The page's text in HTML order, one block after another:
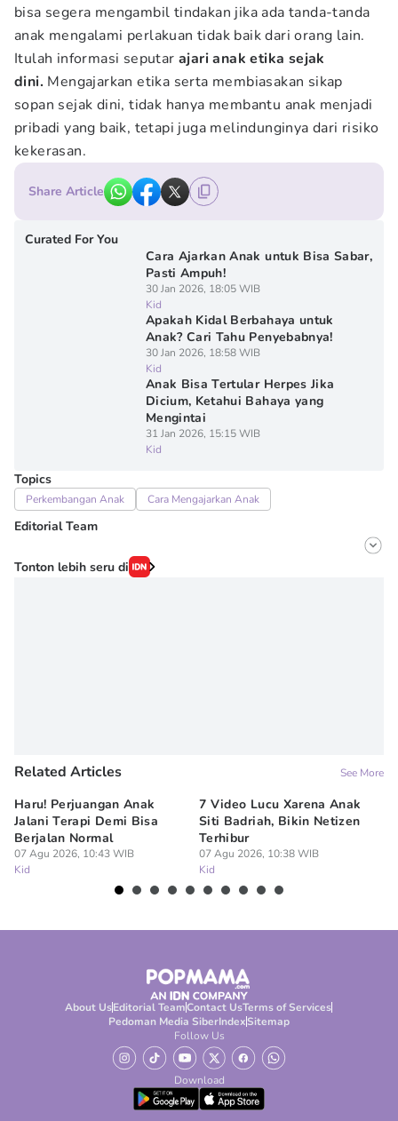
bisa segera mengambil tindakan jika ada tanda-tanda
anak mengalami perlakuan tidak baik dari orang lain.
Itulah informasi seputar ajari anak etika sejak
dini. Mengajarkan etika serta membiasakan sikap
sopan sejak dini, tidak hanya membantu anak menjadi
pribadi yang baik, tetapi juga melindunginya dari risiko
kekerasan.
Share Article
Curated For You
Cara Ajarkan Anak untuk Bisa Sabar,
Pasti Ampuh!
30 Jan 2026, 18:05 WIB
Kid
Apakah Kidal Berbahaya untuk
Anak? Cari Tahu Penyebabnya!
30 Jan 2026, 18:58 WIB
Kid
Anak Bisa Tertular Herpes Jika
Dicium, Ketahui Bahaya yang
Mengintai
31 Jan 2026, 15:15 WIB
Kid
Topics
Perkembangan Anak Cara Mengajarkan Anak
Editorial Team
Editor
Irma ediarti mardiyah
Tonton lebih seru di
Related Articles See More
Haru! Perjuangan Anak
Jalani Terapi Demi Bisa
Berjalan Normal
07 Agu 2026, 10:43 WIB
Kid
7 Video Lucu Xarena Anak
Siti Badriah, Bikin Netizen
Terhibur
07 Agu 2026, 10:38 WIB
Kid
About UsEditorial TeamContact UsTerms of Services
Pedoman Media SiberIndexSitemap
Follow Us
Download